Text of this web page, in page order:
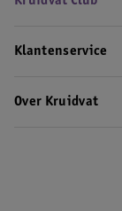
Klantenservice
Over Kruidvat